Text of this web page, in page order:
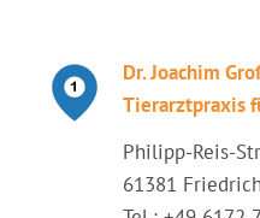
Dr. Joachim
Tierarztpraxis
Philipp-Reis-
61381